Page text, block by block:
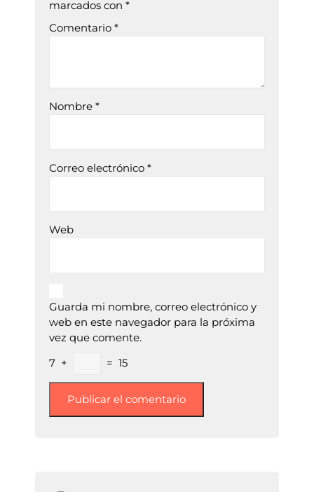
marcados con *
Comentario *
Nombre *
Correo electrónico *
Web
Guarda mi nombre, correo electrónico y
web en este navegador para la próxima
vez que comente.
7 + = 15